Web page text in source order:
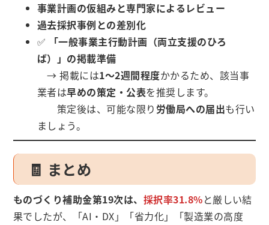
事業計画の仮組みと専門家によるレビュー
過去採択事例との差別化
✅
「一般事業主行動計画（両立支援のひろ
ば）」の掲載準備
→ 掲載には1～2週間程度かかるため、該当事
業者は早めの策定・公表を推奨します。
策定後は、可能な限り 労働局への届出も行い
ましょう。
🧾 まとめ
ものづくり補助金第19次は、 採択率31.8%と厳しい結
果でしたが、「AI・DX」「省力化」「製造業の高度